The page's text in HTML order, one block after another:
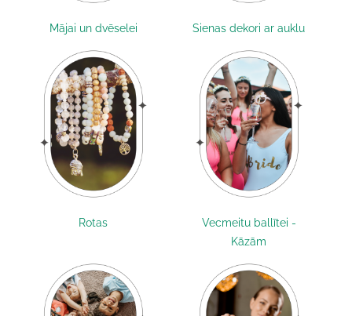
Mājai un dvēselei Sienas dekori ar auklu
Rotas
Vecmeitu ballītei -
Kāzām